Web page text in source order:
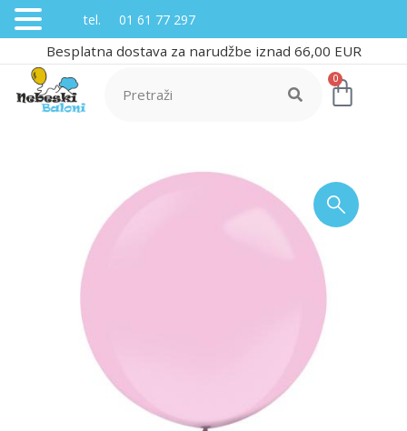
Besplatna dostava za narudžbe iznad 66,00 EUR
0
tel. 01 61 77 297